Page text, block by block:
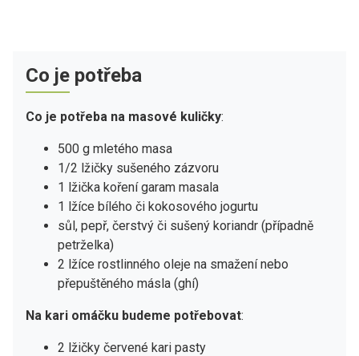
Co je potřeba
Co je potřeba na masové kuličky:
500 g mletého masa
1/2 lžičky sušeného zázvoru
1 lžička koření garam masala
1 lžíce bílého či kokosového jogurtu
sůl, pepř, čerstvý či sušený koriandr (případně
petrželka)
2 lžíce rostlinného oleje na smažení nebo
přepuštěného másla (ghí)
Na kari omáčku budeme potřebovat:
2 lžičky červené kari pasty